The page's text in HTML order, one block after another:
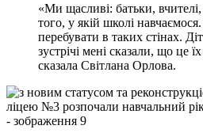
«Ми щасливі: батьки, вчителі,
того, у якій школі
перебувати в таких стінах.
зустрічі мені сказали, що це
сказала Світлана Орлова.